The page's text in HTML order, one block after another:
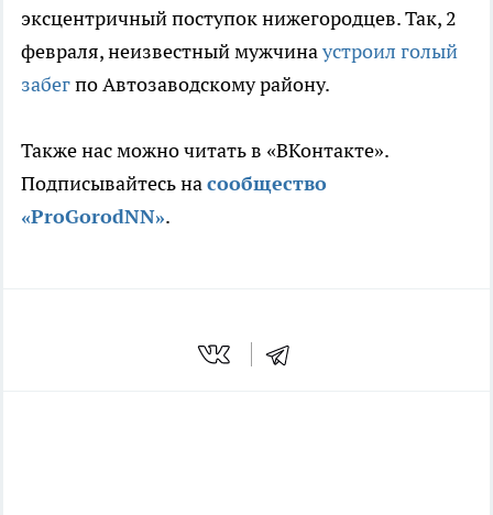
эксцентричный поступок нижегородцев. Так, 2
февраля, неизвестный мужчинаустроил голый
забегпо Автозаводскому району.
Также нас можно читать в «ВКонтакте».
Подписывайтесь насообщество
«ProGorodNN».